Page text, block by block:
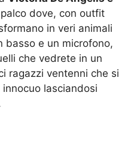
dove, con outfit
in veri animali
basso e un microfono,
che vedrete in un
ragazzi ventenni che si
lasciandosi